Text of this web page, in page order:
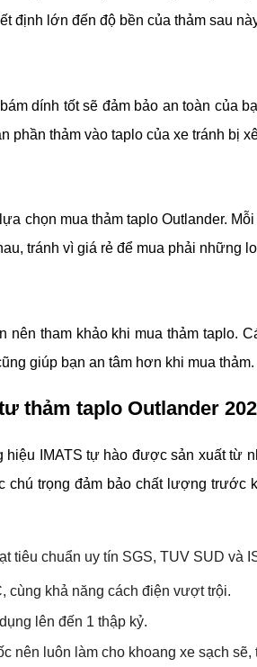
định lớn đến độ bền của thảm sau
dính tốt sẽ đảm bảo an toàn của
phần thảm vào taplo của xe tránh bị
chọn mua thảm taplo Outlander.
tránh vì giá rẻ để mua phải những
tham khảo khi mua thảm taplo.
giúp bạn an tâm hơn khi mua thảm.
thảm taplo Outlander
IMATS tự hào được sản xuất từ
chú trọng đảm bảo chất lượng
tiêu chuẩn uy tín SGS, TUV SUD và
cùng khả năng cách điện vượt trội.
lên đến 1 thập kỷ.
nên luôn làm cho khoang xe sạch sẽ,